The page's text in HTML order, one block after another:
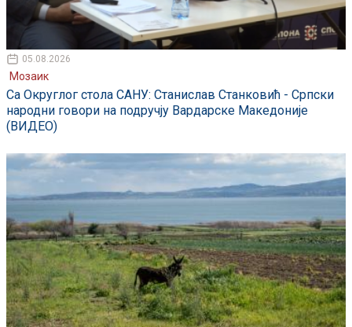
05.08.2026
Мозаик
Са Округлог стола САНУ: Станислав Станковић - Српски
народни говори на подручју Вардарске Македоније
(ВИДЕО)